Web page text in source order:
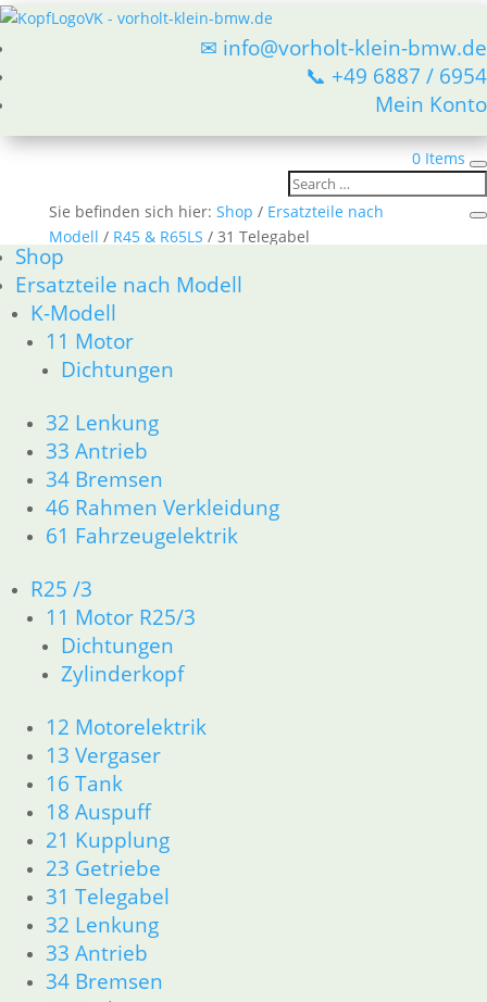
✉ info@vorholt-klein-bmw.de
📞 +49 6887 / 6954
Mein Konto
0 Items
Shop
Ersatzteile nach Modell
K-Modell
11 Motor
Dichtungen
32 Lenkung
33 Antrieb
34 Bremsen
46 Rahmen Verkleidung
61 Fahrzeugelektrik
R25 /3
11 Motor R25/3
Dichtungen
Zylinderkopf
12 Motorelektrik
13 Vergaser
16 Tank
18 Auspuff
21 Kupplung
23 Getriebe
31 Telegabel
32 Lenkung
33 Antrieb
34 Bremsen
Sie befinden sich hier: Shop / Ersatzteile nach
Modell / R45 & R65LS / 31 Telegabel
31 Telegabel
BMW R45 & R65LS 31 Telegabel
Alle 13 Ergebnisse werden angezeigt
Filz für in die
Gabelstaubmanschette
2,50€
Artikelnummer: 1237213
zzgl.Versandkosten
In den Warenkorb
Gabel Set kpl. R 45 R 65 bis
Bj 85
25,50€
Artikelnummer: 1240055
inkl. MwSt.
zzgl.Versandkosten
In den Warenkorb
O-Ring im Standrohr R 45 R
65